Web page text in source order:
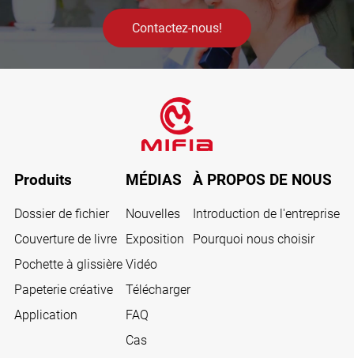
Contactez-nous!
Produits
Dossier de fichier
Couverture de livre
Pochette à glissière
Papeterie créative
Application
MÉDIAS
Nouvelles
Exposition
Vidéo
Télécharger
FAQ
Cas
À PROPOS DE NOUS
Introduction de l'entreprise
Pourquoi nous choisir